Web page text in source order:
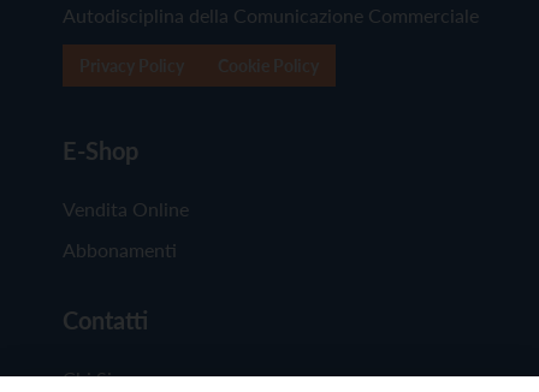
Autodisciplina della Comunicazione Commerciale
E-Shop
Vendita Online
Abbonamenti
Contatti
Chi Siamo